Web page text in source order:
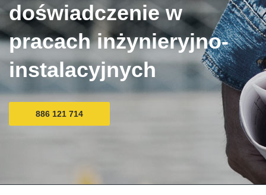
doświadczenie w
pracach inżynieryjno-
instalacyjnych
886 121 714